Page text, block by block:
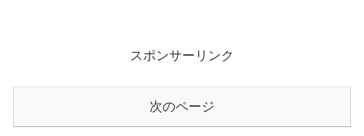
スポンサーリンク
次のページ